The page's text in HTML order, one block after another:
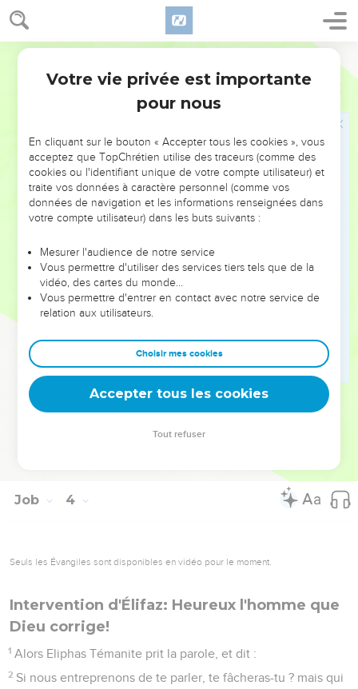
3
petits enfants qui n'ont point vu la lumière !
Là les méchants ne tourmentent plus [personne], et là
demeurent en repos ceux qui ont perdu leur force.
Pareillement ceux qui avaient été dans les liens, jouissent
[là] du repos, et n'entendent plus la voix de l'exacteur.
Le petit et le grand sont là ; [et là] l'esclave n'est plus sujet
à son seigneur.
Pourquoi la lumière est-elle donnée au misérable, et la vie
à ceux qui ont le coeur dans l'amertume ;
Qui attendent la mort, et elle ne vient point, et qui la
Qui seraient ravis de joie [et] seraient dans l'allégresse,
s'ils avaient trouvé le sépulcre ?
[Pourquoi, dis-je, la lumière est-elle donnée] à l'homme à
qui le chemin est caché, et que Dieu a enfermé de tous
côtés ?
Car avant que je mange, mon soupir vient, et mes
rugissements coulent comme des eaux.
Parce que ce que je craignais le plus, m'est arrivé, et ce
Job 4
Seuls les Évangiles sont disponibles en vidéo pour le moment.
Intervention d'Élifaz: Heureux l'homme que
Dieu corrige!
1 Alors Eliphas Témanite prit la parole, et dit :
2 Si nous entreprenons de te parler, te fâcheras-tu ? mais qui
Votre vie privée est importante
pour nous
En cliquant sur le bouton « Accepter tous les cookies », vous
acceptez que TopChrétien utilise des traceurs (comme des
cookies ou l'identifiant unique de votre compte utilisateur) et
traite vos données à caractère personnel (comme vos
données de navigation et les informations renseignées dans
votre compte utilisateur) dans les buts suivants :
Mesurer l'audience de notre service
Vous permettre d'utiliser des services tiers tels que de la
vidéo, des cartes du monde…
Vous permettre d'entrer en contact avec notre service de
relation aux utilisateurs.
Choisir mes cookies
Accepter tous les cookies
Tout refuser